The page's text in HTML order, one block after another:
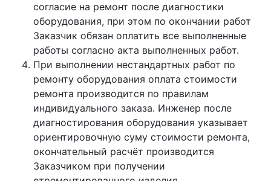
согласие на ремонт после диагностики
оборудования, при этом по окончании работ
Заказчик обязан оплатить все выполненные
работы согласно акта выполненных работ.
При выполнении нестандартных работ по
ремонту оборудования оплата стоимости
ремонта производится по правилам
индивидуального заказа. Инженер после
диагностирования оборудования указывает
ориентировочную суму стоимости ремонта,
окончательный расчёт производится
Заказчиком при получении